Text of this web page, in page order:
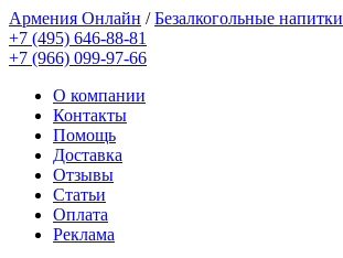
Армения Онлайн /Безалкогольные напитки
+7 (495) 646-88-81
+7 (966) 099-97-66
О компании
Контакты
Помощь
Доставка
Отзывы
Статьи
Оплата
Реклама